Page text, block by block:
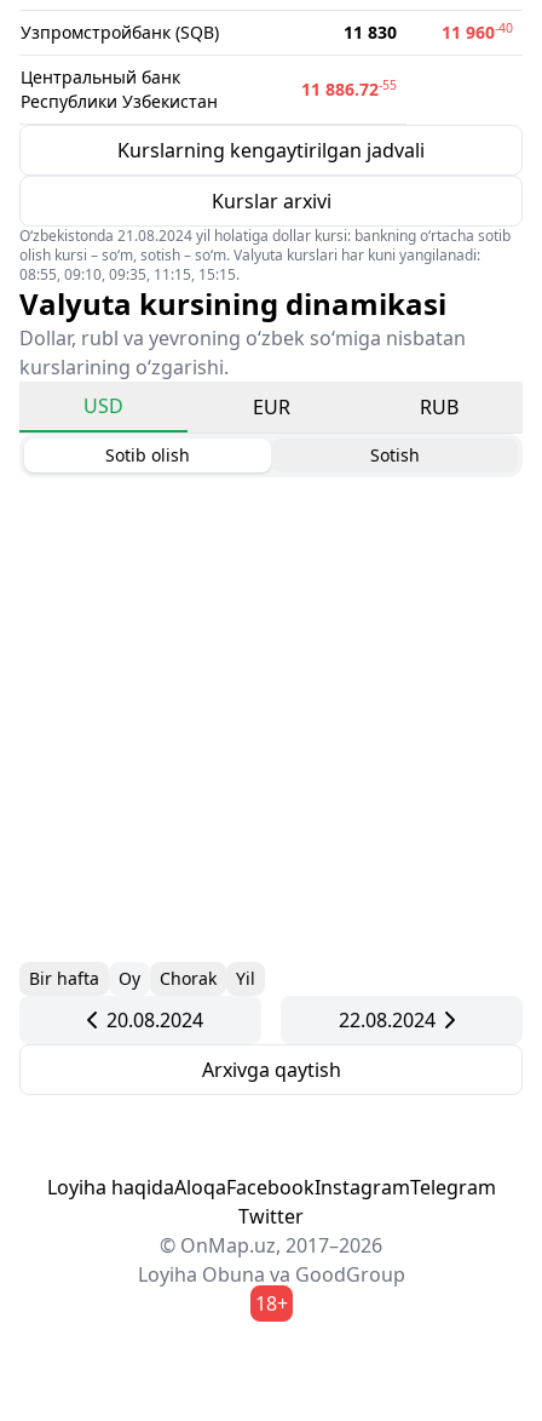
Узпромстройбанк (SQB) 11 830 11 960-40
Центральный банк
Республики Узбекистан
11 886.72-55
Kurslarning kengaytirilgan jadvali
Kurslar arxivi
O‘zbekistonda 21.08.2024 yil holatiga dollar kursi: bankning o‘rtacha sotib
olish kursi – so‘m, sotish – so‘m. Valyuta kurslari har kuni yangilanadi:
08:55, 09:10, 09:35, 11:15, 15:15.
Valyuta kursining dinamikasi
Dollar, rubl va yevroning o‘zbek so‘miga nisbatan
kurslarining o‘zgarishi.
USD
EUR RUB
Sotib olish Sotish
Bir hafta Oy Chorak Yil
20.08.2024
22.08.2024
Arxivga qaytish
Loyiha haqidaAloqaFacebookInstagramTelegram
Twitter
© OnMap.uz, 2017–2026
Loyiha Obuna va GoodGroup
18+